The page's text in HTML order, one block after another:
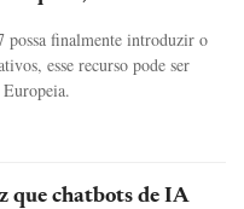
possa finalmente introduzir o
esse recurso pode ser
que chatbots de IA